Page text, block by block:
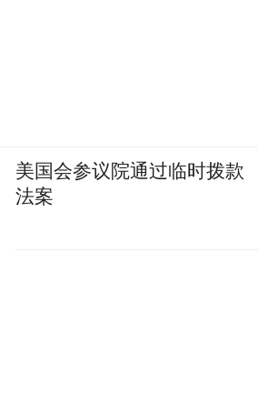
美国会参议院通过临时拨款
法案